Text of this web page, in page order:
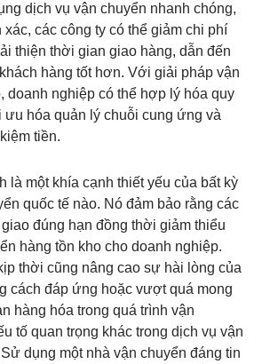
dịch vụ vận chuyển nhanh chóng,
xác, các công ty có thể giảm chi phí
thiện thời gian giao hàng, dẫn đến
hàng tốt hơn. Với giải pháp vận
doanh nghiệp có thể hợp lý hóa quy
ưu hóa quản lý chuỗi cung ứng và
tiền.
là một khía cạnh thiết yếu của bất kỳ
quốc tế nào. Nó đảm bảo rằng các
đúng hạn đồng thời giảm thiểu
hàng tồn kho cho doanh nghiệp.
thời cũng nâng cao sự hài lòng của
cách đáp ứng hoặc vượt quá mong
hàng hóa trong quá trình vận
tố quan trọng khác trong dịch vụ vận
dụng một nhà vận chuyển đáng tin